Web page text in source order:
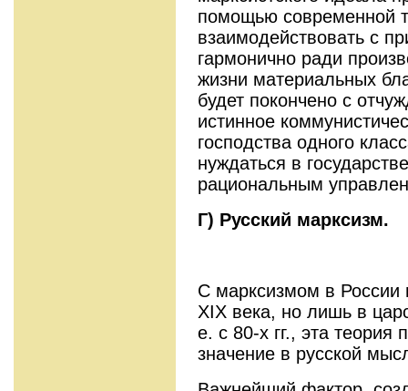
помощью современной
взаимодействовать с
гармонично ради
жизни материальных
будет покончено с
истинное
господства одного
нуждаться в
рациональным
Г) Русский марксизм.
С марксизмом в России
XIX века, но лишь в
е. с 80-х гг., эта теория
значение в русской